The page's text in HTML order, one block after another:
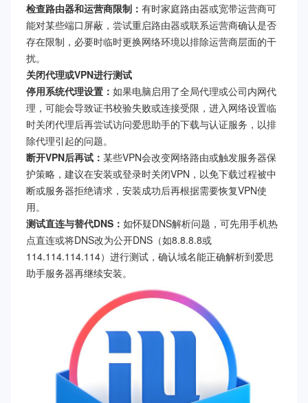
检查路由器和运营商限制： 有时家庭路由器或宽带运营商可
能对某些端口屏蔽，尝试重启路由器或联系运营商确认是否
存在限制，必要时临时更换网络环境以排除运营商层面的干
扰。
关闭代理或VPN进行测试
停用系统代理设置： 如果电脑启用了全局代理或公司内网代
理，可能会导致证书校验失败或连接受限，进入网络设置临
时关闭代理后再尝试访问爱思助手的下载与认证服务，以排
除代理引起的问题。
断开VPN后再试： 某些VPN会改变网络路由或触发服务器保
护策略，建议在安装或登录时关闭VPN，以免下载过程被中
断或服务器拒绝请求，安装成功后再根据需要恢复VPN使
用。
测试直连与替代DNS： 如怀疑DNS解析问题，可先用手机热
点直连或将DNS改为公开DNS（如8.8.8.8或
114.114.114.114）进行测试，确认域名能正确解析到爱思
助手服务器再继续安装。